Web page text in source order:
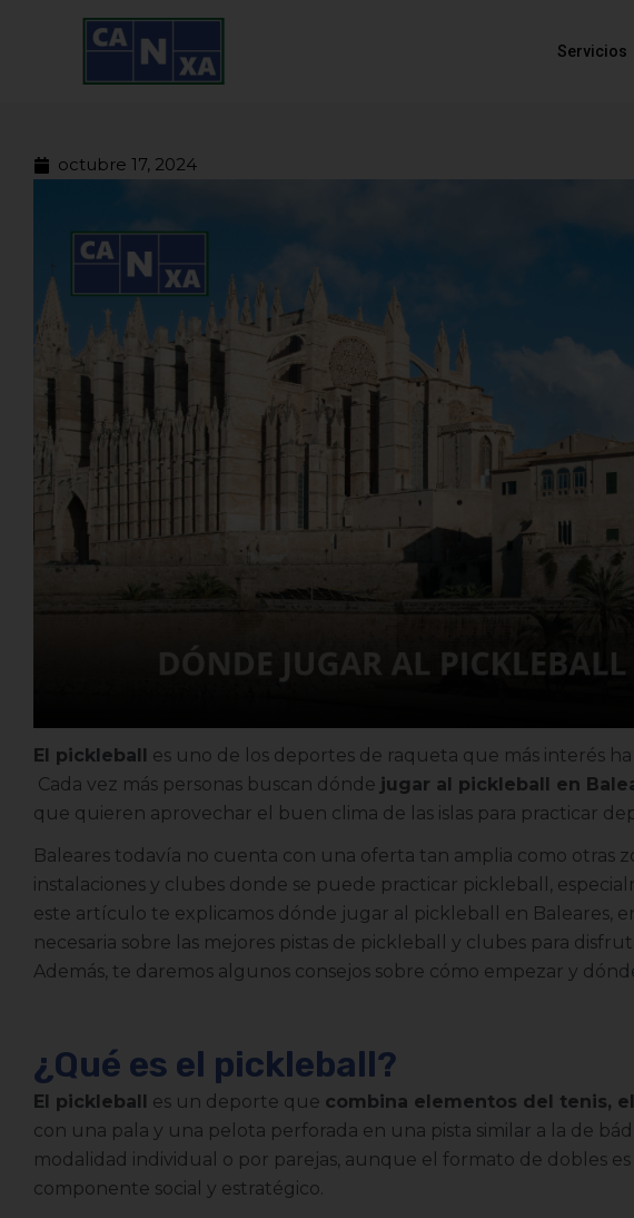
Servicios
octubre 17, 2024
El pickleball es uno de los deportes de raqueta que más interés
Cada vez más personas buscan dónde jugar al pickleball en
que quieren aprovechar el buen clima de las islas para practicar
Baleares todavía no cuenta con una oferta tan amplia como otras
instalaciones y clubes donde se puede practicar pickleball,
este artículo te explicamos dónde jugar al pickleball en Baleares,
necesaria sobre las mejores pistas de pickleball y clubes para
Además, te daremos algunos consejos sobre cómo empezar y
¿Qué es el pickleball?
El pickleball es un deporte que combina elementos del tenis,
con una pala y una pelota perforada en una pista similar a la de
modalidad individual o por parejas, aunque el formato de dobles
componente social y estratégico.